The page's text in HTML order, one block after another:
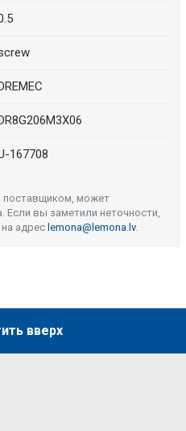
167708
поставщиком, может
Если вы заметили неточности,
адрес lemona@lemona.lv.
вверх